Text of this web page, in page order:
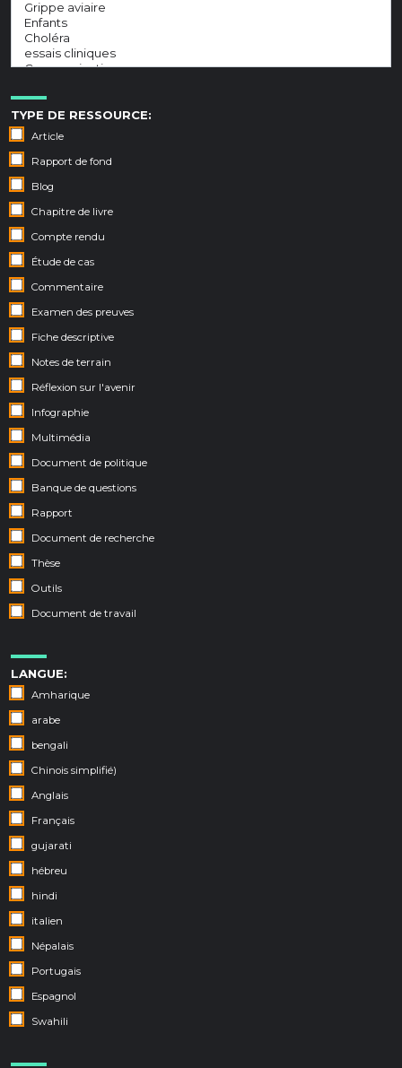
TYPE DE RESSOURCE:
Article
Rapport de fond
Blog
Chapitre de livre
Compte rendu
Étude de cas
Commentaire
Examen des preuves
Fiche descriptive
Notes de terrain
Réflexion sur l'avenir
Infographie
Multimédia
Document de politique
Banque de questions
Rapport
Document de recherche
Thèse
Outils
Document de travail
LANGUE:
Amharique
arabe
bengali
Chinois simplifié)
Anglais
Français
gujarati
hébreu
hindi
italien
Népalais
Portugais
Espagnol
Swahili